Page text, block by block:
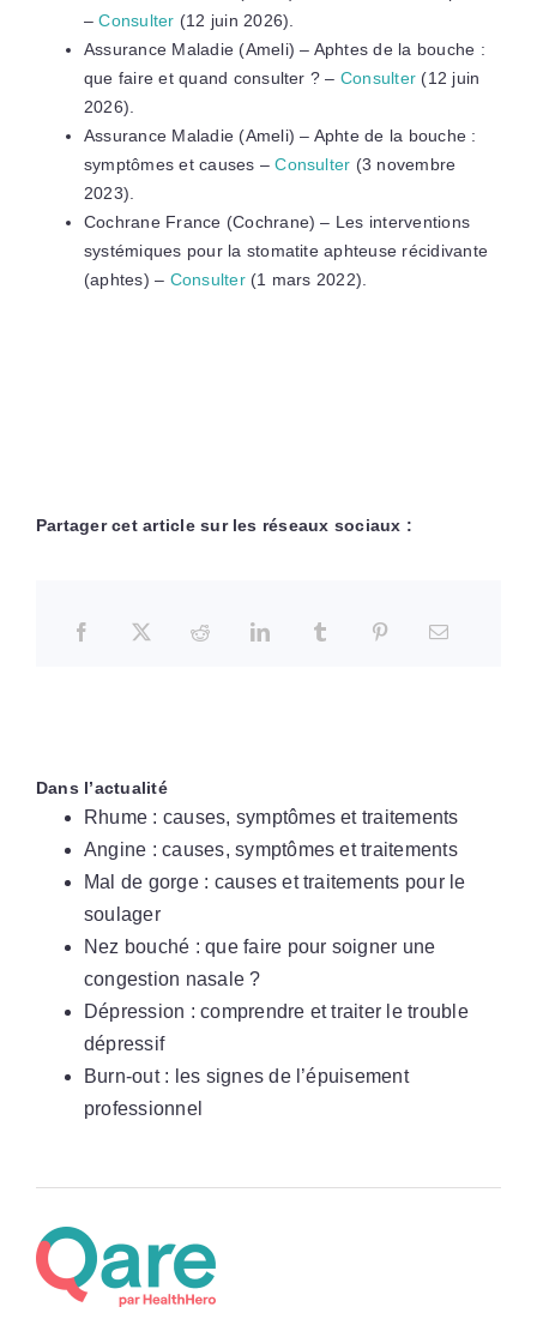
–Consulter (12 juin 2026).
Assurance Maladie (Ameli) – Aphtes de la bouche :
que faire et quand consulter ? – Consulter (12 juin
2026).
Assurance Maladie (Ameli) – Aphte de la bouche :
symptômes et causes –Consulter (3 novembre
2023).
Cochrane France (Cochrane) – Les interventions
systémiques pour la stomatite aphteuse récidivante
(aphtes) – Consulter(1 mars 2022).
Partager cet article sur les réseaux sociaux :
Dans l’actualité
Rhume : causes, symptômes et traitements
Angine : causes, symptômes et traitements
Mal de gorge : causes et traitements pour le
soulager
Nez bouché : que faire pour soigner une
congestion nasale ?
Dépression : comprendre et traiter le trouble
dépressif
Burn-out : les signes de l’épuisement
professionnel